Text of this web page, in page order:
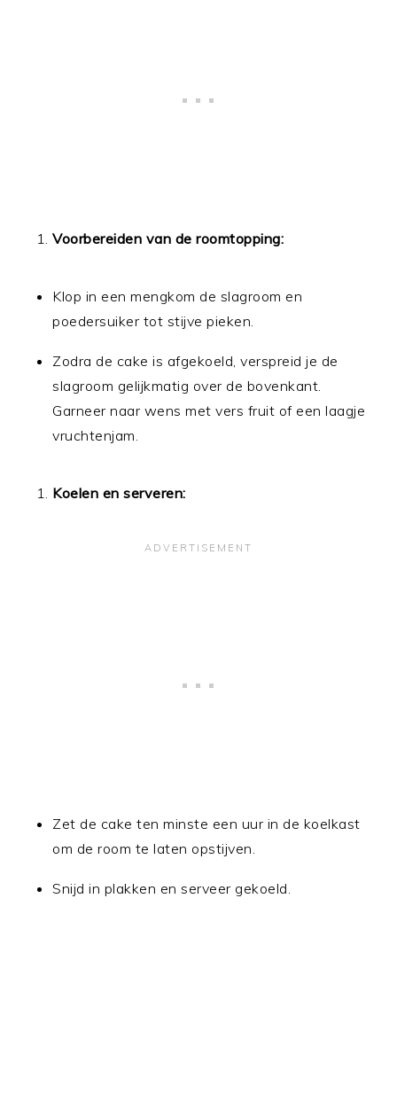
Voorbereiden van de roomtopping:
Klop in een mengkom de slagroom en
poedersuiker tot stijve pieken.
Zodra de cake is afgekoeld, verspreid je de
slagroom gelijkmatig over de bovenkant.
Garneer naar wens met vers fruit of een laagje
vruchtenjam.
Koelen en serveren:
Zet de cake ten minste een uur in de koelkast
om de room te laten opstijven.
Snijd in plakken en serveer gekoeld.